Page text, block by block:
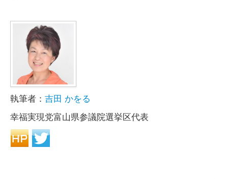
執筆者： 吉田 かをる
幸福実現党富山県参議院選挙区代表